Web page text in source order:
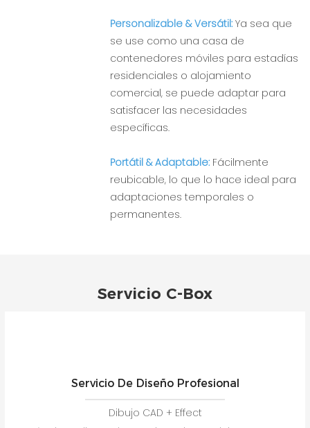
Personalizable & Versátil: Ya sea que
se use como una casa de
contenedores móviles para estadías
residenciales o alojamiento
comercial, se puede adaptar para
satisfacer las necesidades
específicas.
Portátil & Adaptable: Fácilmente
reubicable, lo que lo hace ideal para
adaptaciones temporales o
permanentes.
Servicio C-Box
Servicio De Diseño Profesional
Dibujo CAD + Effect